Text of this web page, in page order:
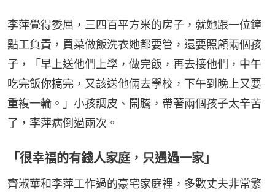
李萍覺得委屈，三四百平方米的房子，就她跟一位鐘
點工負責，買菜做飯洗衣她都要管，還要照顧兩個孩
子，「早上送他們上學，做完飯，再去接他們，中午
吃完飯你搞完，又該送他倆去學校，下午到晚上又要
重複一輪。」小孩調皮、鬧騰，帶著兩個孩子太辛苦
了，李萍病倒過兩次。
「很幸福的有錢人家庭，只遇過一家」
齊淑華和李萍工作過的豪宅家庭裡，多數丈夫非常繁